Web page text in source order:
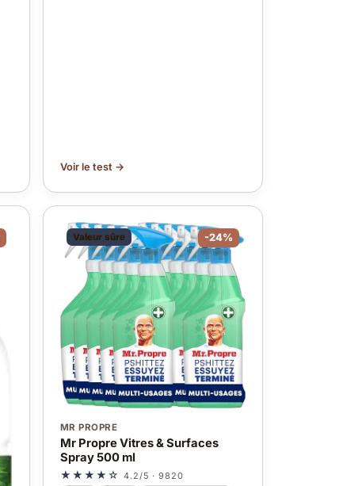
Voir le test →
Valeur sûre -24%
MR PROPRE
Mr Propre Vitres & Surfaces
Spray 500 ml
★★★★☆ 4.2/5 · 9820